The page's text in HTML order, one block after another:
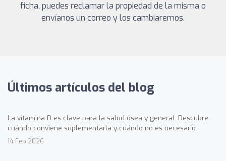
ficha, puedes reclamar la propiedad de la misma o
envíanos un correo y los cambiaremos.
Últimos artículos del blog
La vitamina D es clave para la salud ósea y general. Descubre
cuándo conviene suplementarla y cuándo no es necesario.
14 Feb 2026